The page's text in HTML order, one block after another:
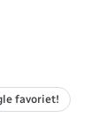
favoriet!